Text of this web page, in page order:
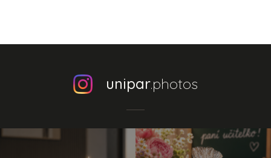
unipar.photos